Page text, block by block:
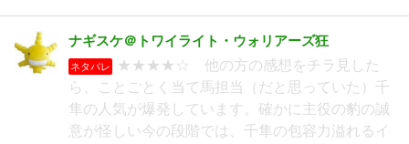
ナギスケ＠トワイライト・ウォリアーズ狂
ネタバレ
★★★★☆ 他の方の感想をチラ見した
ら、ことごとく当て馬担当（だと思っていた）千
隼の人気が爆発しています。確かに主役の豹の誠
意が怪しい今の段階では、千隼の包容力溢れるイ